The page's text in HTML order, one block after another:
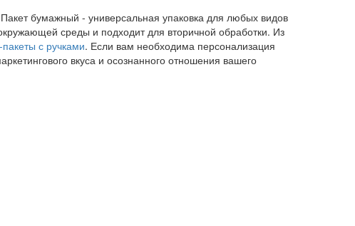
бумажный - универсальная упаковка для любых видов
среды и подходит для вторичной обработки. Из
с ручками. Если вам необходима персонализация
вкуса и осознанного отношения вашего